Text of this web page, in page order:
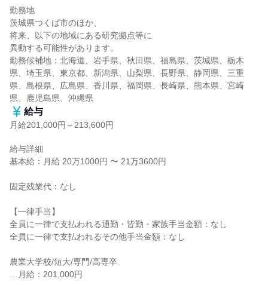
勤務地
茨城県つくば市のほか、
将来、以下の地域にある研究拠点等に
異動する可能性があります。
勤務候補地：北海道、岩手県、秋田県、福島県、茨城県、栃木
県、埼玉県、東京都、新潟県、山梨県、長野県、静岡県、三重
県、島根県、広島県、香川県、福岡県、長崎県、熊本県、宮崎
県、鹿児島県、沖縄県
給与
月給201,000円～213,600円
給与詳細
基本給：月給 20万1000円 〜 21万3600円
固定残業代：なし
【一律手当】
全員に一律で支払われる通勤・皆勤・家族手当金額：なし
全員に一律で支払われるその他手当金額：なし
農業大学校/短大/専門/高専卒
…月給：201,000円